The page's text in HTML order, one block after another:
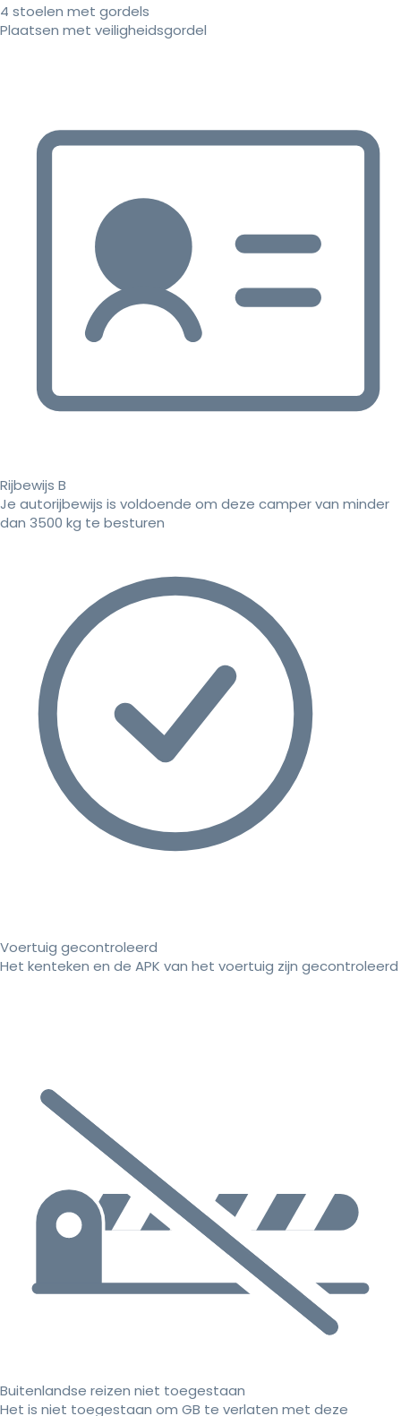
4 stoelen met gordels
Plaatsen met veiligheidsgordel
Rijbewijs B
Je autorijbewijs is voldoende om deze camper van minder
dan 3500 kg te besturen
Voertuig gecontroleerd
Het kenteken en de APK van het voertuig zijn gecontroleerd
Buitenlandse reizen niet toegestaan
Het is niet toegestaan om GB te verlaten met deze